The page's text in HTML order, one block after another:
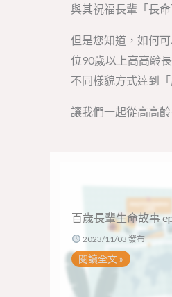
與其祝福長輩「長
但是您知道，如何
位90歲以上高高齡
不同樣貌方式達到
讓我們一起從高高
百歲長輩生命故事
2023/11/03 發布
閱讀全文 »